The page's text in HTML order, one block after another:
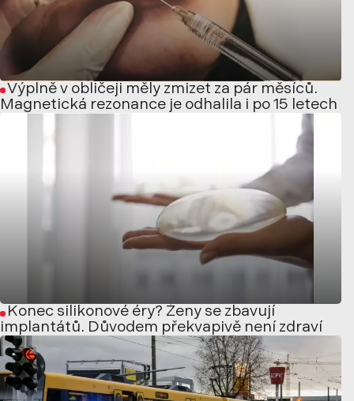
Výplně v obličeji měly zmizet za pár měsíců.
Magnetická rezonance je odhalila i po 15 letech
Konec silikonové éry? Ženy se zbavují
implantátů. Důvodem překvapivě není zdraví